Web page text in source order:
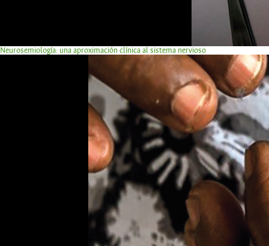
Neurosemiología: una aproximación clínica al sistema nervioso